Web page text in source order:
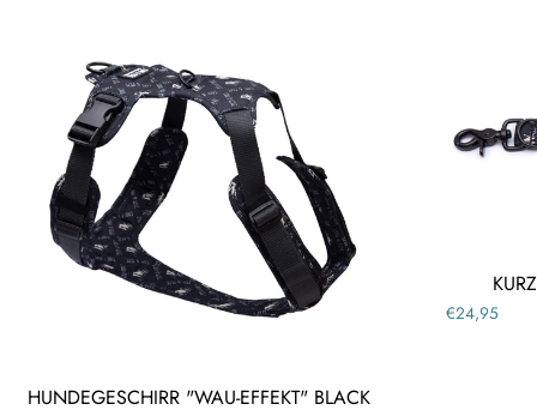
HUNDEGESCHIRR "WAU-EFFEKT" BLACK
€24,95